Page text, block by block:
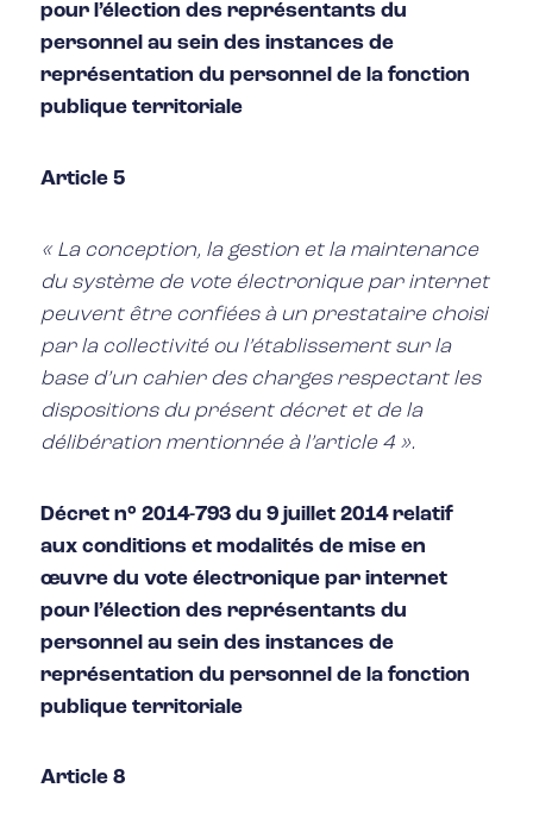
pour l’élection des représentants du
personnel au sein des instances de
représentation du personnel de la fonction
publique territoriale
Article 5
« La conception, la gestion et la maintenance
du système de vote électronique par internet
peuvent être confiées à un prestataire choisi
par la collectivité ou l’établissement sur la
base d’un cahier des charges respectant les
dispositions du présent décret et de la
délibération mentionnée à l’article 4 ».
Décret n° 2014-793 du 9 juillet 2014 relatif
aux conditions et modalités de mise en
œuvre du vote électronique par internet
pour l’élection des représentants du
personnel au sein des instances de
représentation du personnel de la fonction
publique territoriale
Article 8